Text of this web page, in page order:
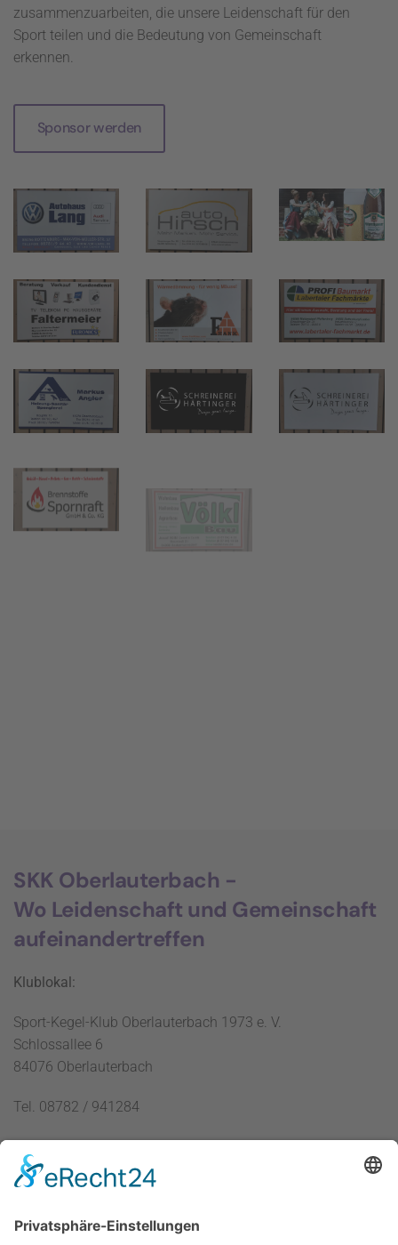
zusammenzuarbeiten, die unsere Leidenschaft für den
Sport teilen und die Bedeutung von Gemeinschaft
erkennen.
Sponsor werden
SKK Oberlauterbach -
Wo Leidenschaft und Gemeinschaft
aufeinandertreffen
Klublokal:
Sport-Kegel-Klub Oberlauterbach 1973 e. V.
Schlossallee 6
84076 Oberlauterbach
Tel. 08782 / 941284
Übersicht
Startseite